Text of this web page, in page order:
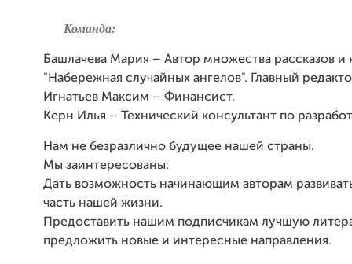
Команда:
Башлачева Мария – Автор множества рассказов и
"Набережная случайных ангелов". Главный
Игнатьев Максим – Финансист.
Керн Илья – Технический консультант по
Нам не безразлично будущее нашей страны.
Мы заинтересованы:
Дать возможность начинающим авторам
часть нашей жизни.
Предоставить нашим подписчикам лучшую
предложить новые и интересные направления.